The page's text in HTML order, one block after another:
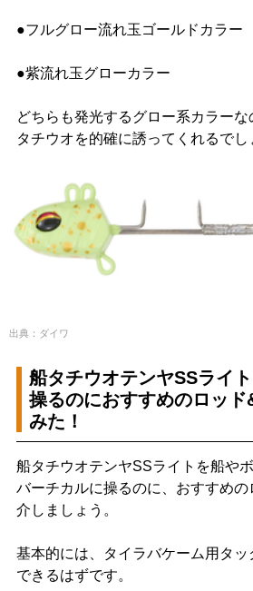
●フルグロー流れ玉ゴールドカラー
●紫流れ玉グローカラー
どちらも発光するグロー系カラーな
タチウオを的確に誘ってくれるでし
出典：ダイワ
船タチウオテンヤSSライ
操るのにおすすめのロッ
みた！
船タチウオテンヤSSライトを船や
バーチカルに操るのに、おすすめ
介しましょう。
基本的には、タイラバケーム用タッ
できるはずです。